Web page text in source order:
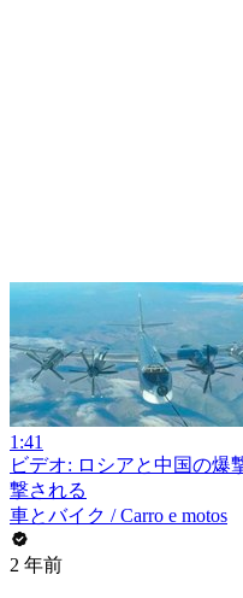
1:41
ビデオ: ロシアと中国の爆
撃される
車とバイク / Carro e motos
2 年前